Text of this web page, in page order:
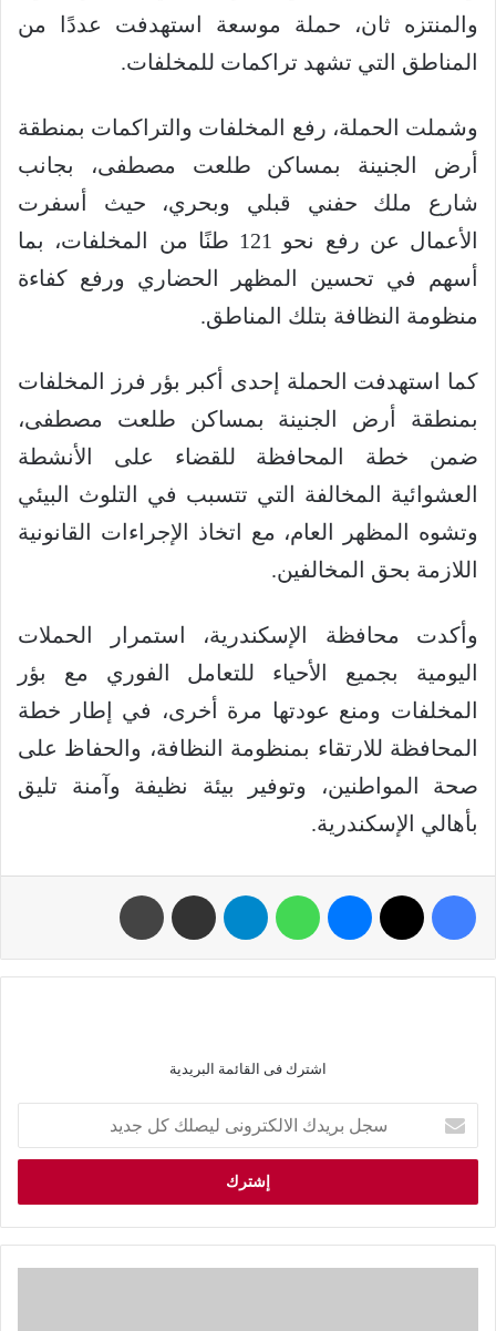
والمنتزه ثان، حملة موسعة استهدفت عددًا من
المناطق التي تشهد تراكمات للمخلفات.
وشملت الحملة، رفع المخلفات والتراكمات بمنطقة
أرض الجنينة بمساكن طلعت مصطفى، بجانب
شارع ملك حفني قبلي وبحري، حيث أسفرت
الأعمال عن رفع نحو 121 طنًا من المخلفات، بما
أسهم في تحسين المظهر الحضاري ورفع كفاءة
منظومة النظافة بتلك المناطق.
كما استهدفت الحملة إحدى أكبر بؤر فرز المخلفات
بمنطقة أرض الجنينة بمساكن طلعت مصطفى،
ضمن خطة المحافظة للقضاء على الأنشطة
العشوائية المخالفة التي تتسبب في التلوث البيئي
وتشوه المظهر العام، مع اتخاذ الإجراءات القانونية
اللازمة بحق المخالفين.
وأكدت محافظة الإسكندرية، استمرار الحملات
اليومية بجميع الأحياء للتعامل الفوري مع بؤر
المخلفات ومنع عودتها مرة أخرى، في إطار خطة
المحافظة للارتقاء بمنظومة النظافة، والحفاظ على
صحة المواطنين، وتوفير بيئة نظيفة وآمنة تليق
بأهالي الإسكندرية.
اشترك فى القائمة البريدية